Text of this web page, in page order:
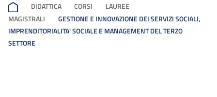
DIDATTICA CORSI
LAUREE
MAGISTRALI
GESTIONE E INNOVAZIONE DEI SERVIZI SOCIALI,
IMPRENDITORIALITA' SOCIALE E MANAGEMENT DEL TERZO
SETTORE